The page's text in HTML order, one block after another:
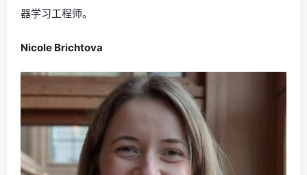
器学习工程师。
Nicole Brichtova